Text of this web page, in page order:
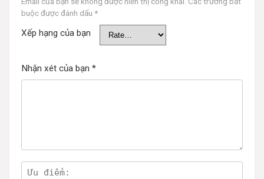
buộc được đánh dấu *
Xếp hạng của bạn
Nhận xét của bạn *